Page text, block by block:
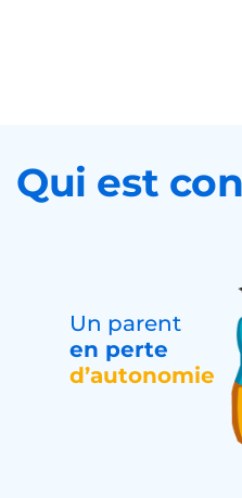
Qui est
Un parent
en perte
d’autonomie